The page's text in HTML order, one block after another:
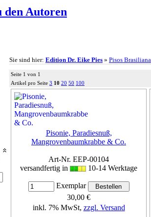
den Autoren
Sie sind hier: Edition Dr. Eike Pies » Pisos Brasiliana
Seite 1 von 1
Artikel pro Seite 3 10 20 50 100
Pisonie, Paradiesnuß,
Mangrovenbaumkrabbe & Co.
Art-Nr. EEP-00104
versandfertig in
10-14 Werktage
Exemplar
30,00 €
inkl. 7% MwSt, zzgl. Versand